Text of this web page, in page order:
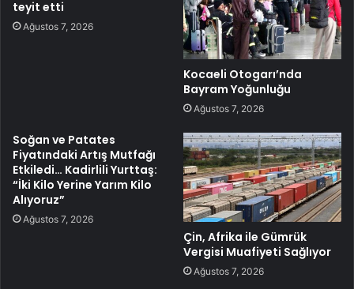
teyit etti
Ağustos 7, 2026
Kocaeli Otogarı’nda
Bayram Yoğunluğu
Ağustos 7, 2026
Soğan ve Patates
Fiyatındaki Artış Mutfağı
Etkiledi… Kadirlili Yurttaş:
“İki Kilo Yerine Yarım Kilo
Alıyoruz”
Ağustos 7, 2026
Çin, Afrika ile Gümrük
Vergisi Muafiyeti Sağlıyor
Ağustos 7, 2026